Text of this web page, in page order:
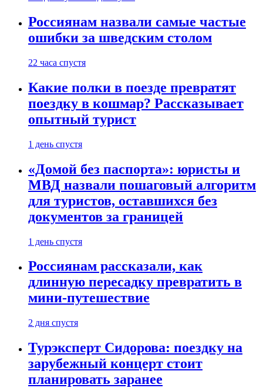
Россиянам назвали самые частые
ошибки за шведским столом
22 часа спустя
Какие полки в поезде превратят
поездку в кошмар? Рассказывает
опытный турист
1 день спустя
«Домой без паспорта»: юристы и
МВД назвали пошаговый алгоритм
для туристов, оставшихся без
документов за границей
1 день спустя
Россиянам рассказали, как
длинную пересадку превратить в
мини-путешествие
2 дня спустя
Турэксперт Сидорова: поездку на
зарубежный концерт стоит
планировать заранее